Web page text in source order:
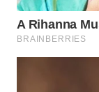
WAHANA
TANI